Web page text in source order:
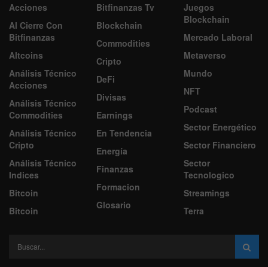
Acciones
Al Cierre Con
Bitfinanzas
Altcoins
Análisis Técnico
Acciones
Análisis Técnico
Commodities
Análisis Técnico
Cripto
Análisis Técnico
Indices
Bitcoin
Bitcoin
Bitfinanzas Tv
Blockchain
Commodities
Cripto
DeFi
Divisas
Earnings
En Tendencia
Energía
Finanzas
Formacion
Glosario
Juegos
Blockchain
Mercado Laboral
Metaverso
Mundo
NFT
Podcast
Sector Energético
Sector Financiero
Sector
Tecnologico
Streamings
Terra